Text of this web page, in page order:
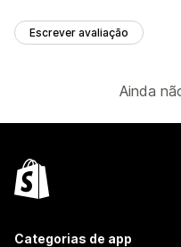
Escrever avaliação
Ainda
Categorias de app